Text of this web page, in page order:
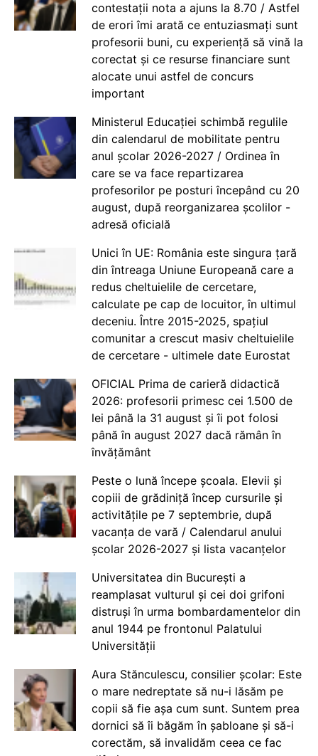
contestații nota a ajuns la 8.70 / Astfel
de erori îmi arată ce entuziasmați sunt
profesorii buni, cu experiență să vină la
corectat și ce resurse financiare sunt
alocate unui astfel de concurs
important
Ministerul Educației schimbă regulile
din calendarul de mobilitate pentru
anul școlar 2026-2027 / Ordinea în
care se va face repartizarea
profesorilor pe posturi începând cu 20
august, după reorganizarea școlilor -
adresă oficială
Unici în UE: România este singura țară
din întreaga Uniune Europeană care a
redus cheltuielile de cercetare,
calculate pe cap de locuitor, în ultimul
deceniu. Între 2015-2025, spațiul
comunitar a crescut masiv cheltuielile
de cercetare - ultimele date Eurostat
OFICIAL Prima de carieră didactică
2026: profesorii primesc cei 1.500 de
lei până la 31 august și îi pot folosi
până în august 2027 dacă rămân în
învățământ
Peste o lună începe școala. Elevii și
copiii de grădiniță încep cursurile și
activitățile pe 7 septembrie, după
vacanța de vară / Calendarul anului
școlar 2026-2027 și lista vacanțelor
Universitatea din București a
reamplasat vulturul și cei doi grifoni
distruși în urma bombardamentelor din
anul 1944 pe frontonul Palatului
Universității
Aura Stănculescu, consilier școlar: Este
o mare nedreptate să nu-i lăsăm pe
copii să fie așa cum sunt. Suntem prea
dornici să îi băgăm în șabloane și să-i
corectăm, să invalidăm ceea ce fac